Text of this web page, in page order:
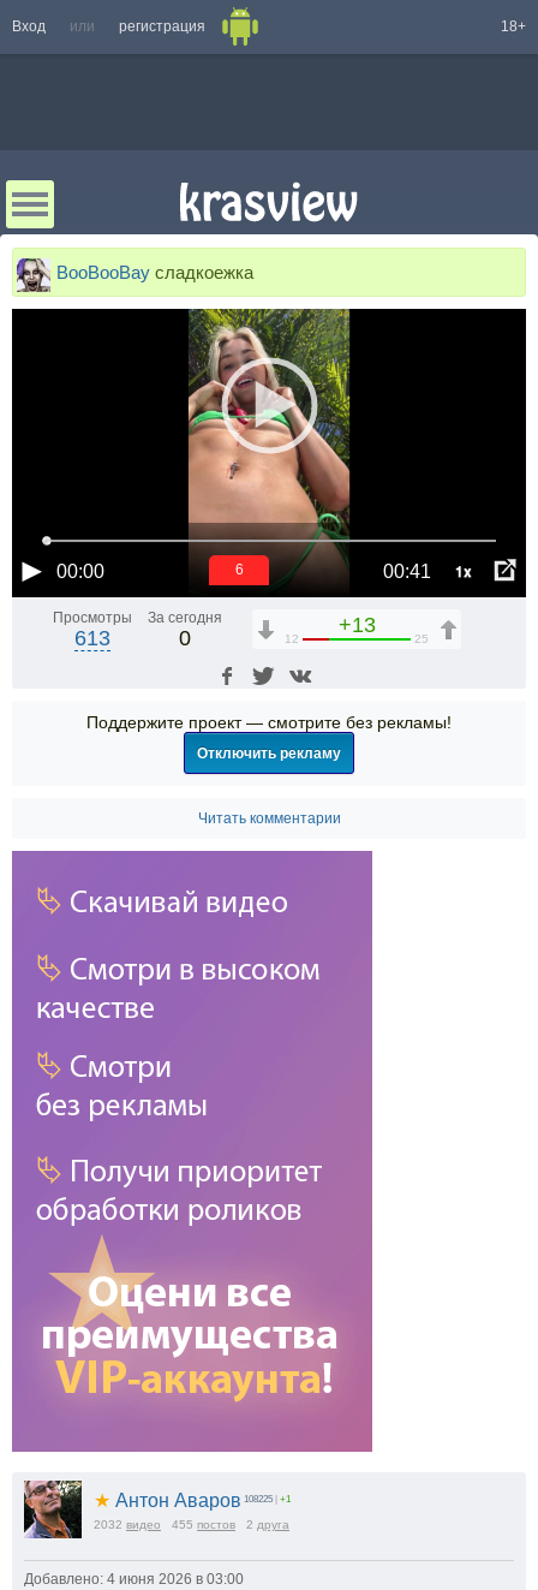
Вход или регистрация 18+
BooBooBay сладкоежка
00:00 00:41 1x
6
Просмотры
613
За сегодня
0
+13
12 25
Поддержите проект — смотрите без рекламы!
Отключить рекламу
Читать комментарии
★ Антон Аваров 108225 | +1
2032 видео 455 постов 2 друга
Добавлено: 4 июня 2026 в 03:00